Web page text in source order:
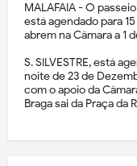
MALAFAIA - O
está agendado para
abrem na Câmara a 1
S. SILVESTRE, está
noite de 23 de
com o apoio da
Braga sai da Praça da